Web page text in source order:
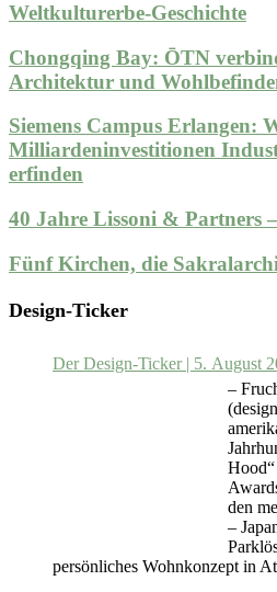
Weltkulturerbe-Geschichte
Chongqing Bay: ŌTN
Architektur und
Siemens Campus Erlangen:
Milliardeninvestitionen
erfinden
40 Jahre Lissoni & Partners
Fünf Kirchen, die
Design-Ticker
Der Design-Ticker | 5. August
–
den
–
persönliches Wohnkonzept in